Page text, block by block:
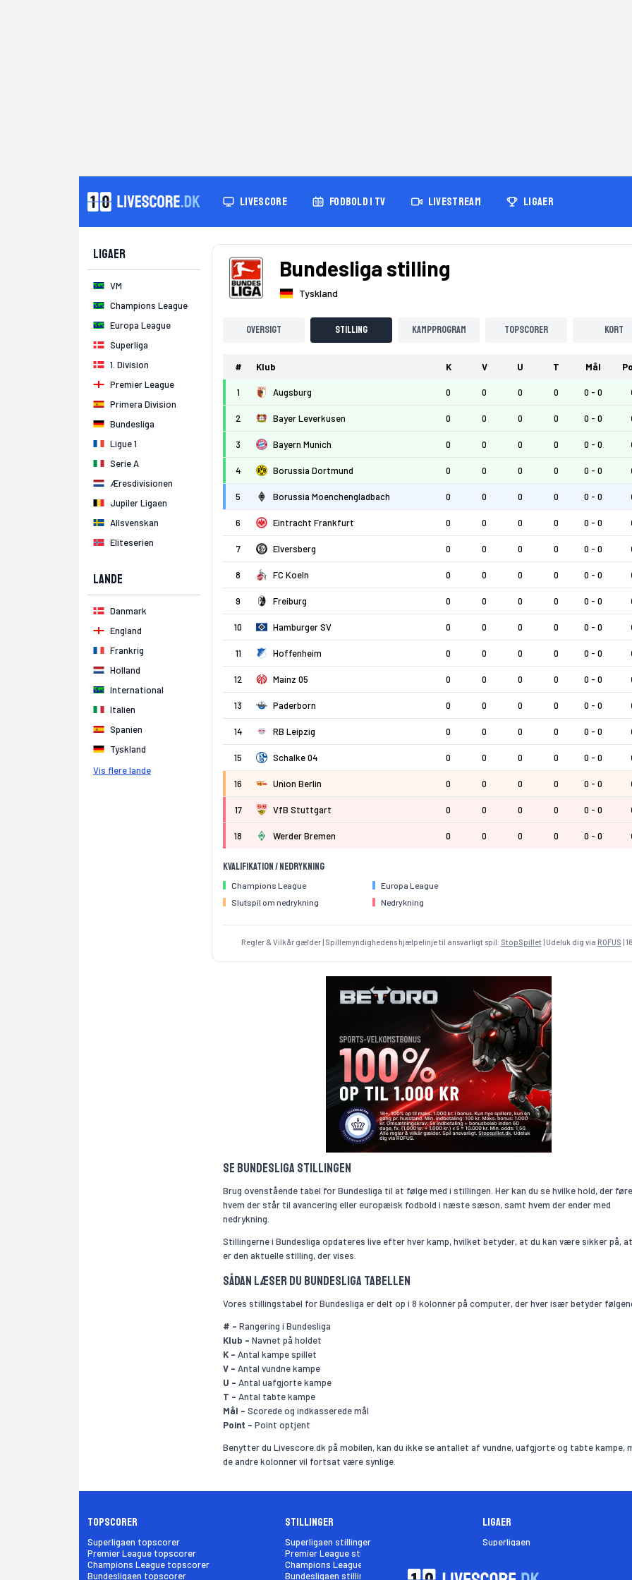
LIVESCORE FODBOLD I TV LIVESTREAM LIGAER
Bundesliga stilling
Tyskland
Oversigt Stilling Kampprogram Topscorer Kort
# Klub K V U T Mål
1 Augsburg 0 0 0 0 0 - 0
2 Bayer Leverkusen 0 0 0 0 0 - 0
3 Bayern Munich 0 0 0 0 0 - 0
4 Borussia Dortmund 0 0 0 0 0 - 0
5 Borussia Moenchengladbach 0 0 0 0 0 - 0
6 Eintracht Frankfurt 0 0 0 0 0 - 0
7 Elversberg 0 0 0 0 0 - 0
8 FC Koeln 0 0 0 0 0 - 0
9 Freiburg 0 0 0 0 0 - 0
10 Hamburger SV 0 0 0 0 0 - 0
11 Hoffenheim 0 0 0 0 0 - 0
12 Mainz 05 0 0 0 0 0 - 0
13 Paderborn 0 0 0 0 0 - 0
14 RB Leipzig 0 0 0 0 0 - 0
15 Schalke 04 0 0 0 0 0 - 0
16 Union Berlin 0 0 0 0 0 - 0
17 VfB Stuttgart 0 0 0 0 0 - 0
18 Werder Bremen 0 0 0 0 0 - 0
Kvalifikation / Nedrykning
Champions League
Europa League
Slutspil om nedrykning
Nedrykning
Regler & Vilkår gælder | Spillemyndighedens hjælpelinje til ansvarligt spil: StopSpillet| Udeluk dig via ROFUS |
Ligaer
VM
Champions League
Europa League
Superliga
1. Division
Premier League
Primera Division
Bundesliga
Ligue 1
Serie A
Æresdivisionen
Jupiler Ligaen
Allsvenskan
Eliteserien
Lande
Danmark
England
Frankrig
Holland
International
Italien
Spanien
Tyskland
Vis flere lande
Se Bundesliga stillingen
Brug ovenstående tabel for Bundesliga til at følge med i stillingen. Her kan du se hvilke hold, der
hvem der står til avancering eller europæisk fodbold i næste sæson, samt hvem der ender med
nedrykning.
Stillingerne i Bundesliga opdateres live efter hver kamp, hvilket betyder, at du kan være sikker på,
er den aktuelle stilling, der vises.
Sådan læser du Bundesliga tabellen
Vores stillingstabel for Bundesliga er delt op i 8 kolonner på computer, der hver især betyder
# - Rangering i Bundesliga
Klub - Navnet på holdet
K - Antal kampe spillet
V - Antal vundne kampe
U - Antal uafgjorte kampe
T - Antal tabte kampe
Mål - Scorede og indkasserede mål
Point - Point optjent
Benytter du Livescore.dk på mobilen, kan du ikke se antallet af vundne, uafgjorte og tabte kampe,
de andre kolonner vil fortsat være synlige.
Topscorer
Superligaen topscorer
Premier League topscorer
Champions League topscorer
Bundesligaen topscorer
Stillinger
Superligaen stillinger
Premier League stillinger
Champions League stillinger
Bundesligaen stillinger
Ligaer
Superligaen
Bundesligaen